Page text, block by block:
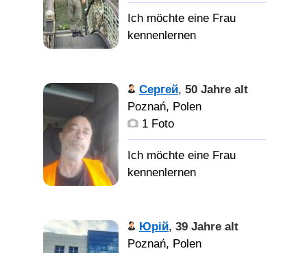
Сергей, 50 Jahre alt
Poznań, Polen
1 Foto
Юрій, 39 Jahre alt
Poznań, Polen